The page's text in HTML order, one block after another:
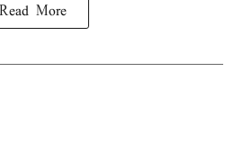
Read More